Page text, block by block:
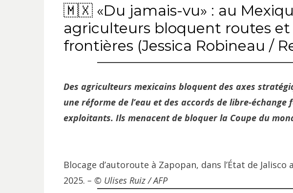
ON
🇲🇽 «Du jamais-vu» : au
agriculteurs bloquent routes et
frontières (Jessica Robineau /
Des agriculteurs mexicains bloquent des axes
une réforme de l’eau et des accords de libre-échange
exploitants. Ils menacent de bloquer la Coupe du
Blocage d’autoroute à Zapopan, dans l’État de
2025. – © Ulises Ruiz / AFP